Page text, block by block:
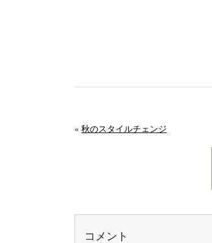
« 秋のスタイルチェンジ
コメント